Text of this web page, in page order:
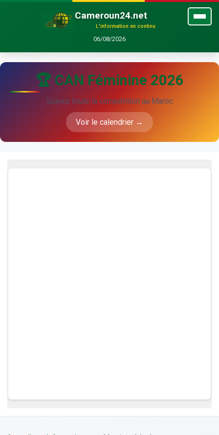
Cameroun24.net
L'information en continu
06/08/2026
🏆 CAN Féminine 2026
Suivez toute la compétition au Maroc
Voir le calendrier →